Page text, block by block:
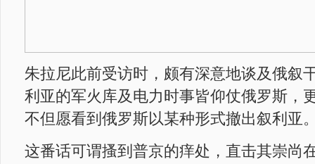
朱拉尼此前受访时，颇有深意地谈及俄叙
利亚的军火库及电力时事皆仰仗俄罗斯，
不但愿看到俄罗斯以某种形式撤出叙利亚
这番话可谓搔到普京的痒处，直击其崇尚